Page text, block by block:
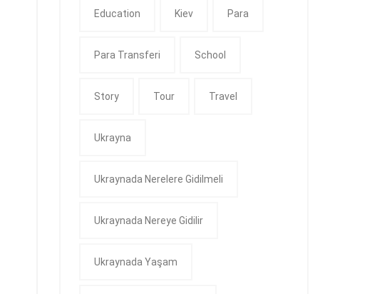
Education Kiev Para
Para Transferi School
Story Tour Travel
Ukrayna
Ukraynada Nerelere Gidilmeli
Ukraynada Nereye Gidilir
Ukraynada Yaşam